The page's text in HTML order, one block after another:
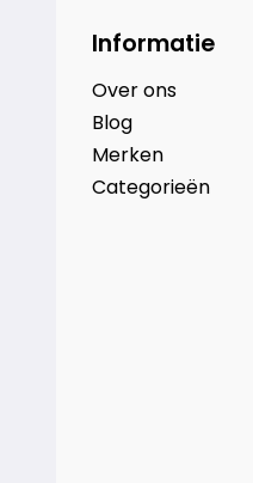
Informatie
Over ons
Blog
Merken
Categorieën